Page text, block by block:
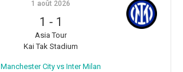
1 août 2026
1 - 1
Asia Tour
Kai Tak Stadium
Manchester City vs Inter Milan